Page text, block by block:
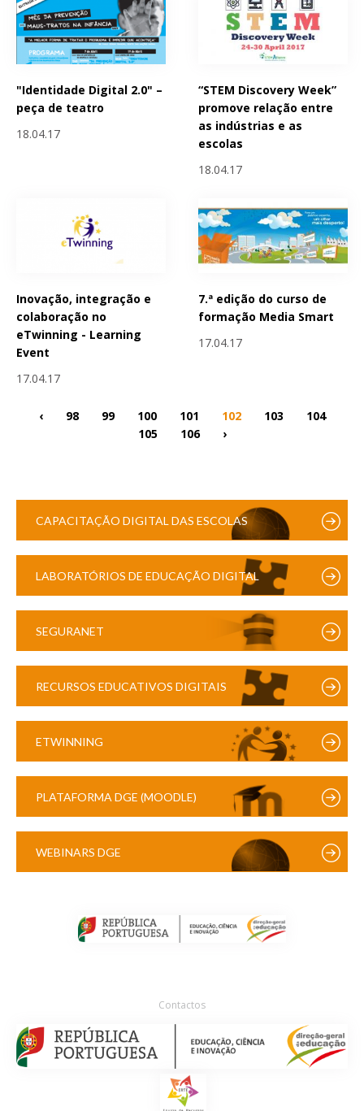
"Identidade Digital 2.0" –
peça de teatro
18.04.17
“STEM Discovery Week”
promove relação entre
as indústrias e as
escolas
18.04.17
Inovação, integração e
colaboração no
eTwinning - Learning
Event
17.04.17
7.ª edição do curso de
formação Media Smart
17.04.17
‹ 98 99 100 101 102 103
104
105
106 ›
CAPACITAÇÃO DIGITAL DAS ESCOLAS
LABORATÓRIOS DE EDUCAÇÃO DIGITAL
SEGURANET
RECURSOS EDUCATIVOS DIGITAIS
ETWINNING
PLATAFORMA DGE (MOODLE)
WEBINARS DGE
Contactos